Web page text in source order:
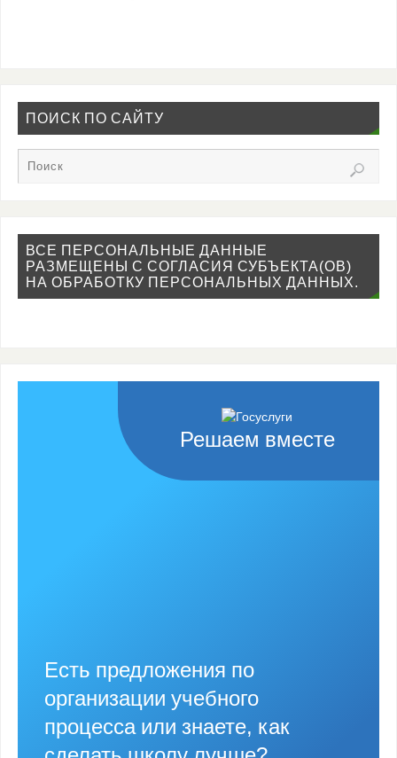
ПОИСК ПО САЙТУ
ВСЕ ПЕРСОНАЛЬНЫЕ ДАННЫЕ
РАЗМЕЩЕНЫ С СОГЛАСИЯ СУБЪЕКТА(ОВ)
НА ОБРАБОТКУ ПЕРСОНАЛЬНЫХ ДАННЫХ.
Решаем вместе
Есть предложения по
организации учебного
процесса или знаете, как